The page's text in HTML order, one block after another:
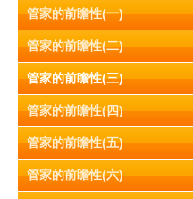
管家的前瞻性(一)
管家的前瞻性(二)
管家的前瞻性(三)
管家的前瞻性(四)
管家的前瞻性(五)
管家的前瞻性(六)